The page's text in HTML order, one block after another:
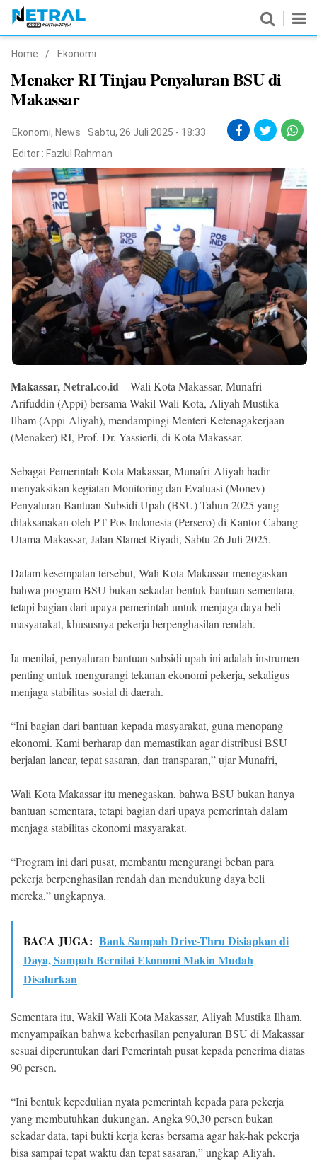
Nasional
Pemerintahan
Politik
Hukrim
Pendidikan
Peristiwa
Olahraga
Ekonomi
Memori
©
Copyright
.
All
Right
Reserved
Home / Ekonomi
Menaker RI Tinjau Penyaluran BSU di
Makassar
Ekonomi, News
Sabtu, 26 Juli 2025 - 18:33
Editor : Fazlul Rahman
Makassar,Netral.co.id– Wali Kota Makassar, Munafri
Arifuddin (Appi) bersama Wakil Wali Kota, Aliyah Mustika
Ilham (Appi-Aliyah), mendampingi Menteri Ketenagakerjaan
(Menaker) RI, Prof. Dr. Yassierli, di Kota Makassar.
Sebagai Pemerintah Kota Makassar, Munafri-Aliyah hadir
menyaksikan kegiatan Monitoring dan Evaluasi (Monev)
Penyaluran Bantuan Subsidi Upah (BSU) Tahun 2025 yang
dilaksanakan oleh PT Pos Indonesia (Persero) di Kantor Cabang
Utama Makassar, Jalan Slamet Riyadi, Sabtu 26 Juli 2025.
Dalam kesempatan tersebut, Wali Kota Makassar menegaskan
bahwa program BSU bukan sekadar bentuk bantuan sementara,
tetapi bagian dari upaya pemerintah untuk menjaga daya beli
masyarakat, khususnya pekerja berpenghasilan rendah.
Ia menilai, penyaluran bantuan subsidi upah ini adalah instrumen
penting untuk mengurangi tekanan ekonomi pekerja, sekaligus
menjaga stabilitas sosial di daerah.
“Ini bagian dari bantuan kepada masyarakat, guna menopang
ekonomi. Kami berharap dan memastikan agar distribusi BSU
berjalan lancar, tepat sasaran, dan transparan,” ujar Munafri,
Wali Kota Makassar itu menegaskan, bahwa BSU bukan hanya
bantuan sementara, tetapi bagian dari upaya pemerintah dalam
menjaga stabilitas ekonomi masyarakat.
“Program ini dari pusat, membantu mengurangi beban para
pekerja berpenghasilan rendah dan mendukung daya beli
mereka,” ungkapnya.
BACA JUGA: Bank Sampah Drive-Thru Disiapkan di
Daya, Sampah Bernilai Ekonomi Makin Mudah
Disalurkan
Sementara itu, Wakil Wali Kota Makassar, Aliyah Mustika Ilham,
menyampaikan bahwa keberhasilan penyaluran BSU di Makassar
sesuai diperuntukan dari Pemerintah pusat kepada penerima diatas
90 persen.
“Ini bentuk kepedulian nyata pemerintah kepada para pekerja
yang membutuhkan dukungan. Angka 90,30 persen bukan
sekadar data, tapi bukti kerja keras bersama agar hak-hak pekerja
bisa sampai tepat waktu dan tepat sasaran,” ungkap Aliyah.